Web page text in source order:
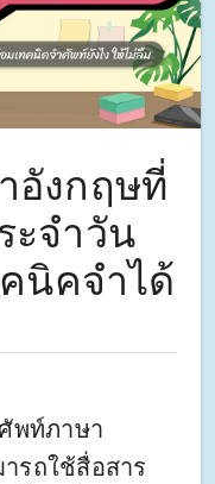
อังกฤษที่
ะจำวัน
นิคจำได้
พท์ภาษา
รถใช้สื่อสาร